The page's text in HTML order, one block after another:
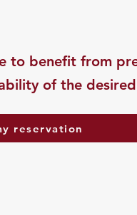
to benefit from
of the
reservation